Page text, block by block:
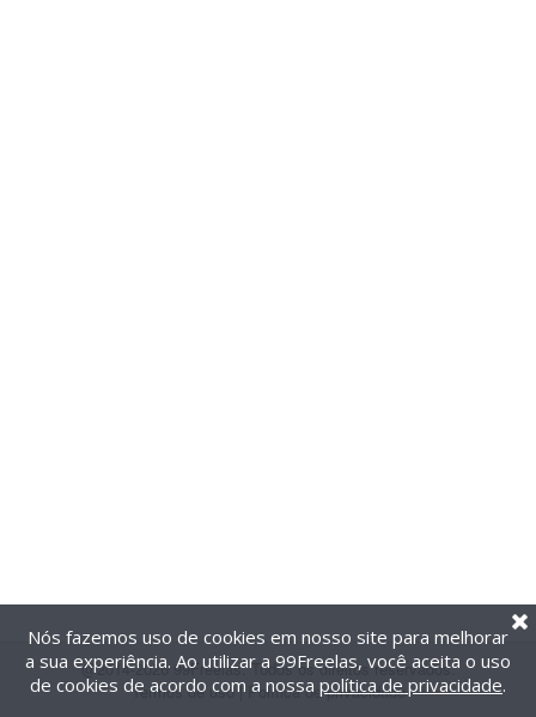
@2014-2026 99Freelas. Todos os direitos reservados.
Termos de uso| Política de privacidade
Nós fazemos uso de cookies em nosso site para melhorar
a sua experiência. Ao utilizar a 99Freelas, você aceita o uso
de cookies de acordo com a nossa política de privacidade.